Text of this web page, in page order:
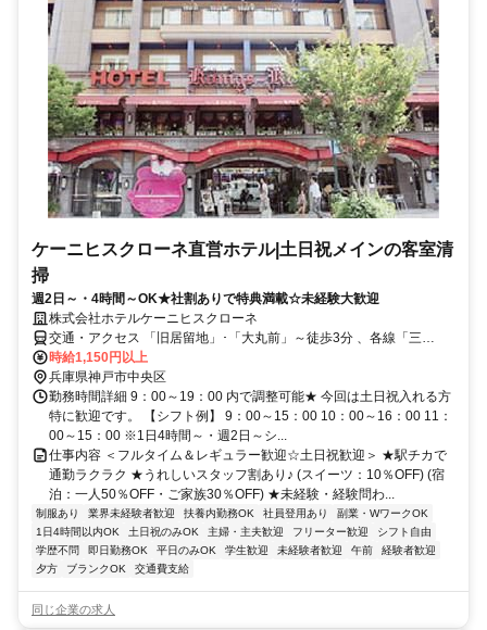
ケーニヒスクローネ直営ホテル|土日祝メインの客室清
掃
週2日～・4時間～OK★社割ありで特典満載☆未経験大歓迎
株式会社ホテルケーニヒスクローネ
交通・アクセス 「旧居留地」･「大丸前」～徒歩3分 、各線「三
宮」・「三ノ宮」駅～徒歩6分 、各線「元町」駅～徒歩5分
時給1,150円以上
兵庫県神戸市中央区
勤務時間詳細 9：00～19：00 内で調整可能★ 今回は土日祝入れる方
特に歓迎です。 【シフト例】 9：00～15：00 10：00～16：00 11：
00～15：00 ※1日4時間～・週2日～シ...
仕事内容 ＜フルタイム＆レギュラー歓迎☆土日祝歓迎＞ ★駅チカで
通勤ラクラク ★うれしいスタッフ割あり♪ (スイーツ：10％OFF) (宿
泊：一人50％OFF・ご家族30％OFF) ★未経験・経験問わ...
制服あり 業界未経験者歓迎 扶養内勤務OK 社員登用あり
副業・WワークOK
1日4時間以内OK
土日祝のみOK 主婦・主夫歓迎 フリーター歓迎
シフト自由
学歴不問
即日勤務OK 平日のみOK 学生歓迎 未経験者歓迎 午前
経験者歓迎
夕方
ブランクOK 交通費支給
同じ企業の求人